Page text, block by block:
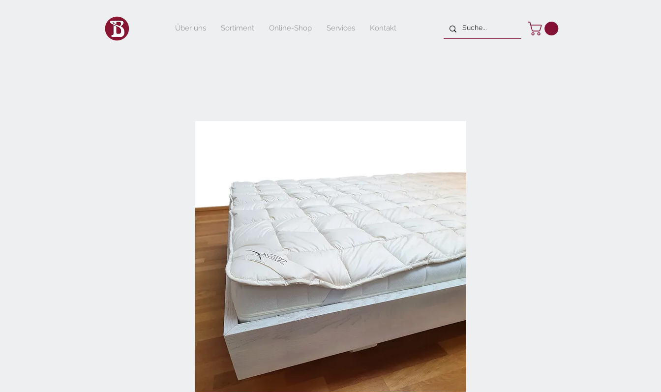
Über uns Sortiment Online-Shop Services Kontakt